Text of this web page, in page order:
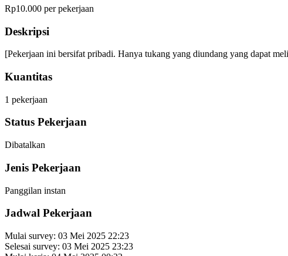
Rp10.000 per pekerjaan
Deskripsi
[Pekerjaan ini bersifat pribadi. Hanya tukang yang diundang yang dapat
Kuantitas
1 pekerjaan
Status Pekerjaan
Dibatalkan
Jenis Pekerjaan
Panggilan instan
Jadwal Pekerjaan
Mulai survey: 03 Mei 2025 22:23
Selesai survey: 03 Mei 2025 23:23